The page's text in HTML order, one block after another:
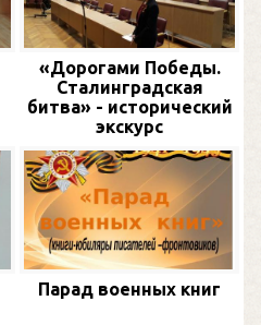
«Дорогами Победы.
Сталинградская
битва» - исторический
экскурс
Парад военных книг